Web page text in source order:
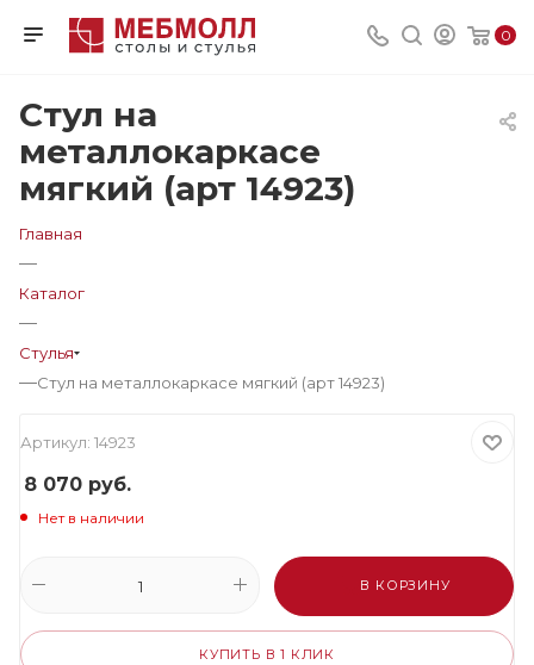
0
Стул на
металлокаркасе
мягкий (арт 14923)
Главная
—
Каталог
—
Стулья
—Стул на металлокаркасе мягкий (арт 14923)
Артикул: 14923
8 070 руб.
Нет в наличии
В КОРЗИНУ
КУПИТЬ В 1 КЛИК